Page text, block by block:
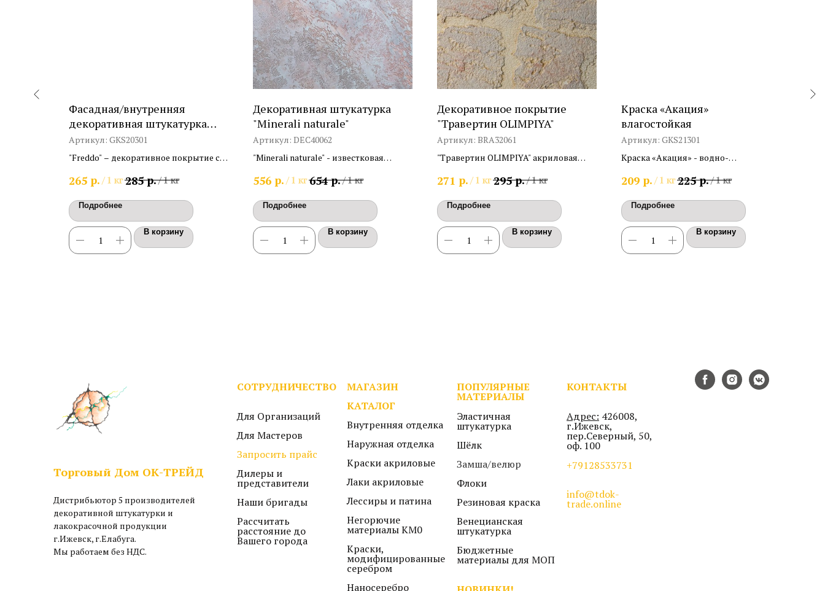
Фасадная/внутренняя
декоративная штукатурка
"Freddo"
Артикул: GKS20301
"Freddo" – декоративное покрытие с
265 р. / 1 кг285 р./1 кг
Подробнее
В корзину
Декоративная штукатурка
"Minerali naturale"
Артикул: DEC40062
"Minerali naturale" - известковая
эффект пиленного камня
556 р. / 1 кг654 р./1 кг
Подробнее
В корзину
Декоративное покрытие
"Травертин OLIMPIYA"
Артикул: BRA32061
"Травертин OLIMPIYA" акриловая
внутренних работ (эффект грубого
альтернативы короеду)
271 р. / 1 кг295 р./1 кг
Подробнее
В корзину
Краска «Акация»
влагостойкая
Артикул: GKS21301
Краска «Акация» - водно-
стен, влагостойкая, матовая
209 р. / 1 кг225 р./1 кг
Подробнее
В корзину
Торговый Дом ОК-ТРЕЙД
Дистрибьютор 5 производителей
декоративной штукатурки и
лакокрасочной продукции
г.Ижевск, г.Елабуга.
Мы работаем без НДС.
СОТРУДНИЧЕСТВО
Для Организаций
Для Мастеров
Запросить прайс
Дилеры и
представители
Наши бригады
Рассчитать
расстояние до
Вашего города
МАГАЗИН
КАТАЛОГ
Внутренняя отделка
Наружная отделка
Краски акриловые
Лаки акриловые
Лессиры и патина
Негорючие
материалы КМ0
Краски,
модифицированные
серебром
Наносеребро
ПОПУЛЯРНЫЕ
МАТЕРИАЛЫ
Эластичная
штукатурка
Шёлк
Замша/велюр
Флоки
Резиновая краска
Венецианская
штукатурка
Бюджетные
материалы для МОП
КОНТАКТЫ
Адрес: 426008,
г.Ижевск,
пер.Северный, 50,
оф. 100
+79128533731
info@tdok-
trade.online